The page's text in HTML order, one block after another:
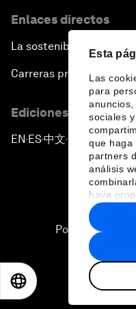
Esta
Las
para
sociales
que haga
partners
análisis
haya
hecho de
Enlaces directos
La sostenibilidad en el
Carreras profesionales
Ediciones en otros
EN ▪ES▪中文▪ 日本語
Política de
2026